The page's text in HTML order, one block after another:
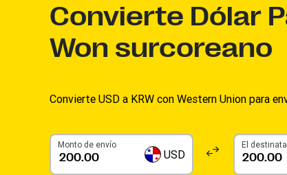
Convierte Dólar
Won surcoreano
Convierte USD a KRW con Western Union para
Monto de envío
USD
El